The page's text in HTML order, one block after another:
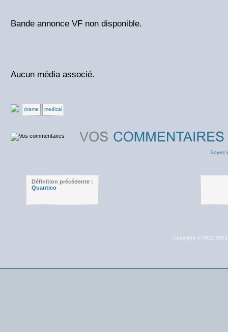
Bande annonce VF non disponible.
Aucun média associé.
drame medical
Soyez
Définition précédente :
Quantico
Copyright © 2011-